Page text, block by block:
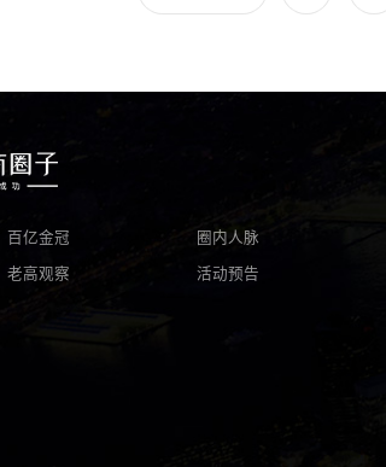
百亿金冠 圈内人脉
老高观察 活动预告